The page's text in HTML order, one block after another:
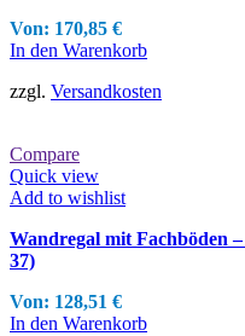
Von: 170,85 €
In den Warenkorb
zzgl. Versandkosten
Compare
Quick view
Add to wishlist
Wandregal mit Fachböden
37)
Von: 128,51 €
In den Warenkorb